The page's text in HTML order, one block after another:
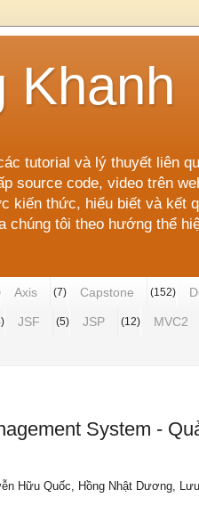
Khanh
tutorial và lý thuyết liên
source code, video trên
kiến thức, hiểu biết và kết
chúng tôi theo hướng thể
Axis (7) Capstone (152)
JSF (5) JSP (12) MVC2
System -
Hữu Quốc, Hồng Nhật Dương,